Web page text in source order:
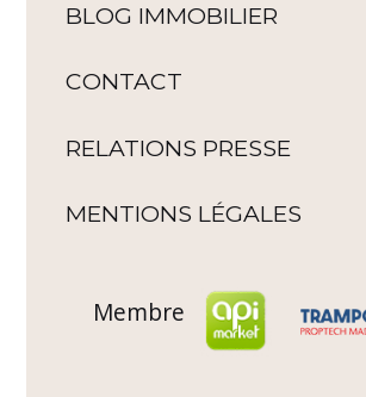
BLOG IMMOBILIER
CONTACT
RELATIONS PRESSE
MENTIONS LÉGALES
Membre